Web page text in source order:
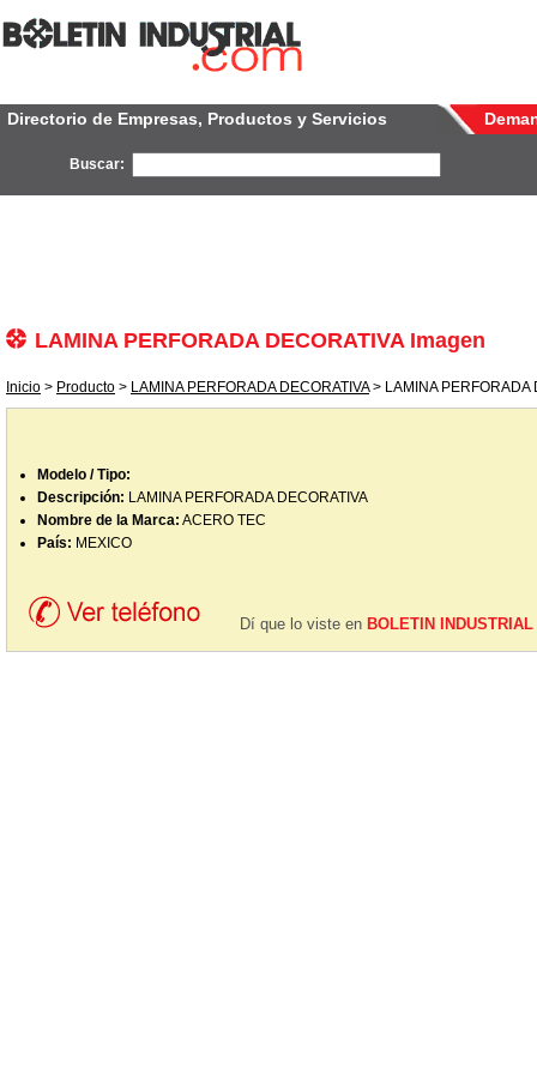
Directorio de Empresas, Productos y Servicios
Buscar:
LAMINA PERFORADA DECORATIVA Imagen
Inicio > Producto > LAMINA PERFORADA DECORATIVA> LAMINA PERFORADA
Modelo / Tipo:
Descripción: LAMINA PERFORADA DECORATIVA
Nombre de la Marca: ACERO TEC
País: MEXICO
Dí que lo viste en BOLETIN INDUSTRIAL